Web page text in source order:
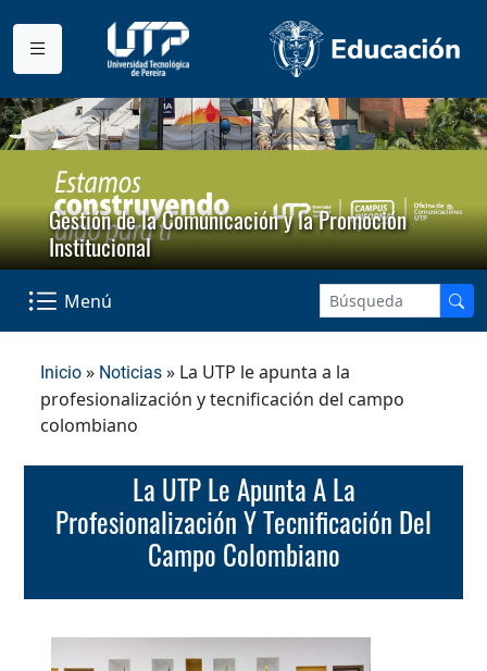
Gestión de la Comunicación y la Promoción
Institucional
Menú
Inicio » Noticias » La UTP le apunta a la
profesionalización y tecnificación del campo
colombiano
La UTP Le Apunta A La
Profesionalización Y Tecnificación Del
Campo Colombiano